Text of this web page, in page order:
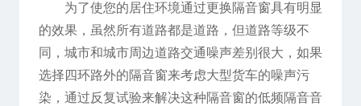
为了使您的居住环境通过更换隔音窗具有明显
的效果，虽然所有道路都是道路，但道路等级不
同，城市和城市周边道路交通噪声差别很大，如果
选择四环路外的隔音窗来考虑大型货车的噪声污
染，通过反复试验来解决这种隔音窗的低频隔音音